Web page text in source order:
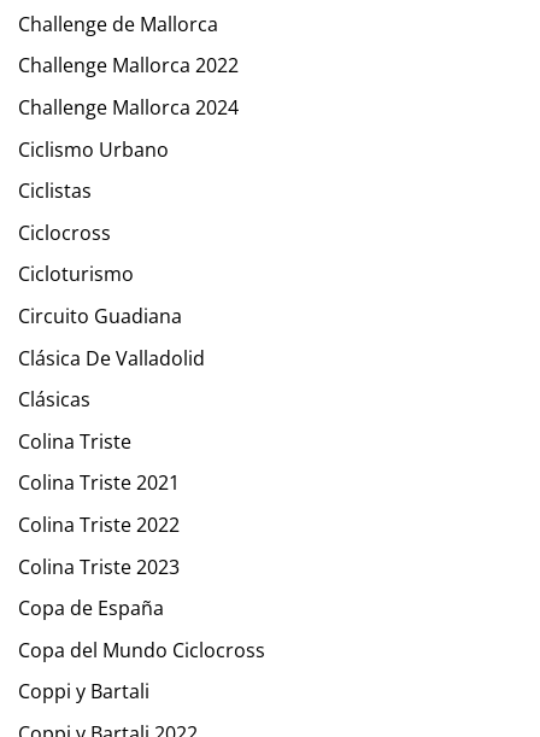
Challenge de Mallorca
Challenge Mallorca 2022
Challenge Mallorca 2024
Ciclismo Urbano
Ciclistas
Ciclocross
Cicloturismo
Circuito Guadiana
Clásica De Valladolid
Clásicas
Colina Triste
Colina Triste 2021
Colina Triste 2022
Colina Triste 2023
Copa de España
Copa del Mundo Ciclocross
Coppi y Bartali